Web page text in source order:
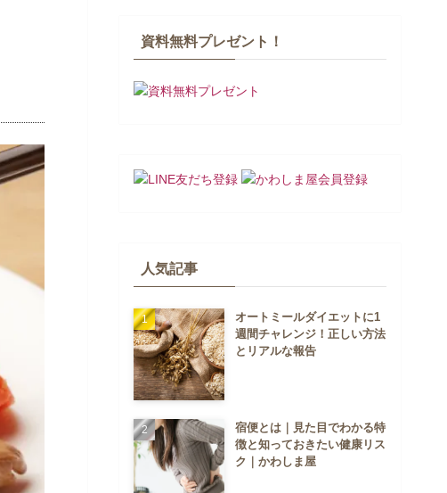
資料無料プレゼント！
人気記事
オートミールダイエットに1
週間チャレンジ！正しい方法
とリアルな報告
宿便とは｜見た目でわかる特
徴と知っておきたい健康リス
ク｜かわしま屋